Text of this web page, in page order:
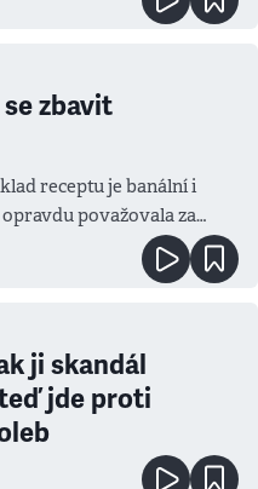
zbavit
receptu je banální i
považovala za
ji skandál
jde proti